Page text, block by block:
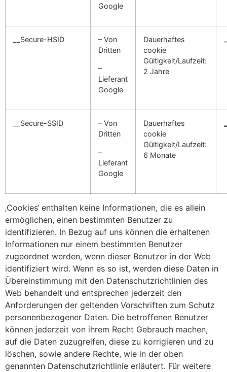
Google
__Secure-HSID
– Von
Dritten
–
Lieferant
Google
Dauerhaftes
cookie
Gültigkeit/Laufzeit:
2 Jahre
__Secure-SSID
– Von
Dritten
–
Lieferant
Google
Dauerhaftes
cookie
Gültigkeit/Laufzeit:
6 Monate
‚Cookies‘ enthalten keine Informationen, die es allein
ermöglichen, einen bestimmten Benutzer zu
identifizieren. In Bezug auf uns können die erhaltenen
Informationen nur einem bestimmten Benutzer
zugeordnet werden, wenn dieser Benutzer in der Web
identifiziert wird. Wenn es so ist, werden diese Daten in
Übereinstimmung mit den Datenschutzrichtlinien des
Web behandelt und entsprechen jederzeit den
Anforderungen der geltenden Vorschriften zum Schutz
personenbezogener Daten. Die betroffenen Benutzer
können jederzeit von ihrem Recht Gebrauch machen,
auf die Daten zuzugreifen, diese zu korrigieren und zu
löschen, sowie andere Rechte, wie in der oben
genannten Datenschutzrichtlinie erläutert. Für weitere